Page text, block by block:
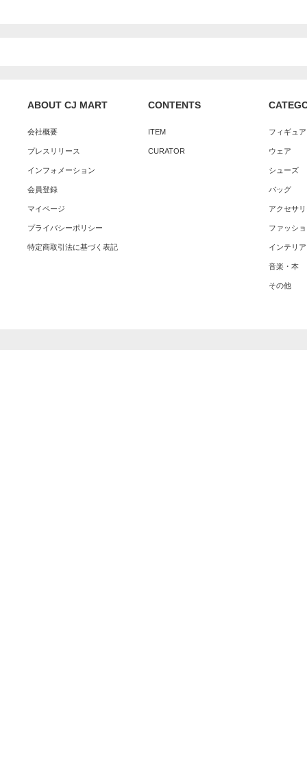
ABOUT CJ MART
会社概要
プレスリリース
インフォメーション
会員登録
マイページ
プライバシーポリシー
特定商取引法に基づく表記
CONTENTS
ITEM
CURATOR
フィギュ
ウェア
シューズ
バッグ
アクセサ
ファッシ
インテリア
音楽・本
その他